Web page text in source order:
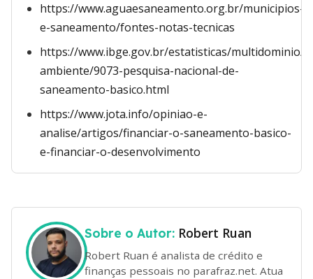
https://www.aguaesaneamento.org.br/municipios-
e-saneamento/fontes-notas-tecnicas
https://www.ibge.gov.br/estatisticas/multidominio/
ambiente/9073-pesquisa-nacional-de-
saneamento-basico.html
https://www.jota.info/opiniao-e-
analise/artigos/financiar-o-saneamento-basico-
e-financiar-o-desenvolvimento
Sobre o Autor: Robert Ruan
Robert Ruan é analista de crédito e
finanças pessoais no parafraz.net. Atua